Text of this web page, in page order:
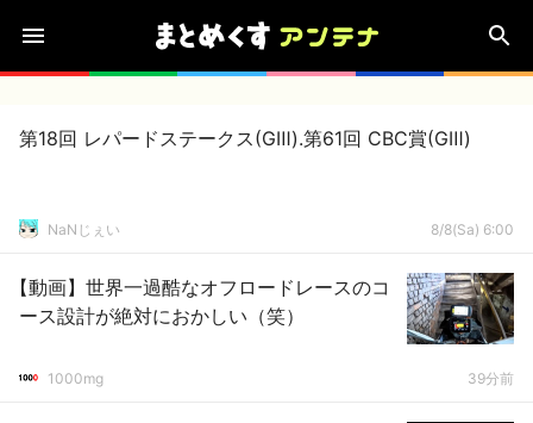
第18回 レパードステークス(GⅢ).第61回 CBC賞(GⅢ)
NaNじぇい 8/8(Sa) 6:00
【動画】世界一過酷なオフロードレースのコ
ース設計が絶対におかしい（笑）
1000mg 39分前